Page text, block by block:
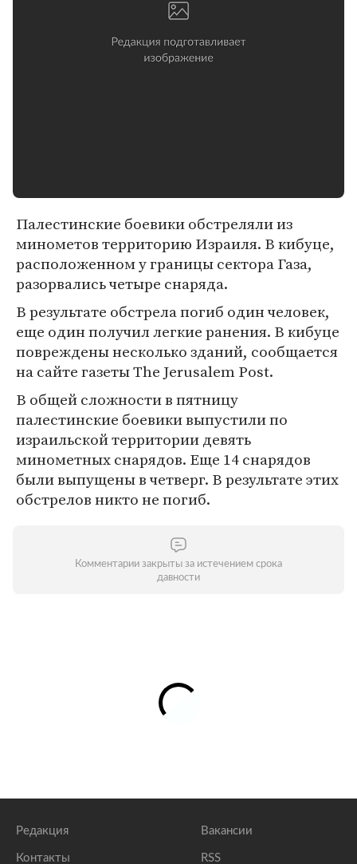
Палестинские боевики обстреляли из
минометов территорию Израиля. В кибуце,
расположенном у границы сектора Газа,
разорвались четыре снаряда.
В результате обстрела погиб один человек,
еще один получил легкие ранения. В кибуце
повреждены несколько зданий, сообщается
на сайте газеты The Jerusalem Post.
В общей сложности в пятницу
палестинские боевики выпустили по
израильской территории девять
минометных снарядов. Еще 14 снарядов
были выпущены в четверг. В результате этих
обстрелов никто не погиб.
Комментарии закрыты за истечением срока
давности
Редакция
Контакты
Вакансии
RSS